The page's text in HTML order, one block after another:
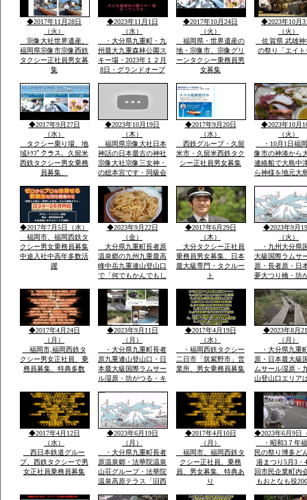
ら参加・法華院温泉山
されました
ましょう」12月
例・感謝祭でで
い歌です
◆2017年11月28日
（火）
宗像大社世界遺産、
福岡県宗像市宗像西鉄
タクシー正社員男女募
集
◆2023年11月1日
（水）
・大分県九重町・九
州最大九重森林公園ス
キー場・2023年１２月
8日・グランドオープ
で遊べる・こども広場
「パパママと子供の専
でスキー場完備」
◆2017年10月24日
（火）
福岡県・世界遺産の
地・宗像市、宗像グリ
ーンタクシー乗務員男
女募集
◆2023年10月
（火）
佐賀県 武雄神
の祭り「エイト
◆2017年9月27日
（水）
タクシー乗り場、地
域ﾄﾂﾌﾟクラス、久留米
西鉄タクシー男女乗務
員募集、
◆2023年10月19日
（木）
福岡県宗像大社日本
神話の日本最古の神社
宗像大社宗像三女神・
の総本宮です・同級会
連遺跡とお祭りに船で
行き「神宿る島」宗
像・沖ノ島関連がユネ
スコ世界遺産に登録見
て聞いてビツクリです
◆2017年9月20日
（水）
西鉄グループ・久留
米市・久留米西鉄タク
シー正社員男女募集
◆2023年10月
（火）
・10月1日福
像市の神湊から
連絡船で大島中
ら神様を地元大
地元漁師さんの
のせ神湊までそ
ご神体を宗像大
運び大島遥拝所
お宿「まなべ
◆2017年7月5日（水）
福岡市、福岡西鉄タ
クシー男女乗務員募集
中途入社中高年多数活
躍
◆2023年9月22日
（金）
大分県九重町長者原
温泉郷の九州九重最高
峰中岳九重連山登山口
で「何でもかんでもし
告・温泉豊富なエリア
で開催報告地元民のジ
ビエ料理・鹿・いのし
しのさしいれ恊力で大
変盛り上がりました
◆2017年6月29日
（木）
大分タクシー正社員
乗務員男女募集、日本
最大級専門・タクルー
ト
◆2023年9月
（火）
・九州大分県
大級国際ラムサ
原・長者原・日
夢大つり橋・坊
華院温泉山荘・
山九州最高峰中
重連山・標高・
「坊がつる賛歌
名な坊がつるキ
場
◆2017年4月24日
（月）
福岡市,福岡西鉄タ
クシー男女正社員、乗
務員募集、特典多数
◆2023年9月11日
（月）
・大分県九重町長者
原九重連山登山口・日
本最大級国際ラムサー
ル湿原・坊がつる・キ
リシマ開花。九州最高
所天然温泉・行く帰る
最低5時間前後・また
行きたい法華院温泉山
荘
◆2017年4月19日
（水）
・福岡西鉄タクシー
二日市「筑紫野市」営
業所、男女乗務員募集
◆2023年8月
（月）
・大分県九重
原・日本最大級
ムサール湿原・
山登山口エリア
暮れ雨の滝ルー
ケ池ルート・法
泉山荘の九州最
然温泉・九州最
重連山中岳ルー
◆2017年4月12日
（水）
西日本鉄道グルー
プ、西鉄タクシーで男
女正社員乗務員募集
◆2023年6月19日
（月）
・大分県九重町長者
原温泉郷・法華院温泉
山荘グループ・法華院
温泉高原テラス「旧西
◆2017年4月10日
（月）
福岡市、福岡西鉄タ
クシー正社員、乗務
員、男女募集、特典あ
り
◆2023年6月9日
・昭和3７年
民の祭り博多ど
港まつり5月3・
回市民企業町内
もおとなも役